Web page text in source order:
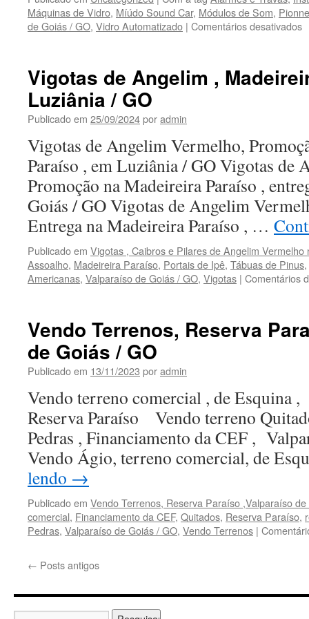
Máquinas de Vidro, Míúdo Sound Car, Módulos de Som,
de Goiás / GO, Vidro Automatizado | Comentários desativados
e
/
Vigotas de Angelim ,
Luziânia / GO
Publicado em 25/09/2024poradmin
Vigotas de Angelim Vermelho,
Paraíso , em Luziânia / GO Vigotas de
Promoção na Madeireira Paraíso ,
Goiás / GO Vigotas de Angelim
Entrega na Madeireira Paraíso , …
Publicado em Vigotas , Caibros e Pilares de Angelim
Assoalho, Madeireira Paraíso, Portais de Ipê, Tábuas de Pinus,
Americanas, Valparaíso de Goiás / GO, Vigotas | Comentários
Vendo Terrenos, Reserva
de Goiás / GO
Publicado em 13/11/2023 poradmin
Vendo terreno comercial , de Esquina
Reserva Paraíso Vendo terreno
Pedras , Financiamento da CEF ,
Vendo Ágio, terreno comercial, de
lendo →
Publicado em Vendo Terrenos, Reserva Paraíso ,Valparaíso
comercial, Financiamento da CEF, Quitados, Reserva Paraíso,
Pedras, Valparaíso de Goiás / GO, Vendo Terrenos |
← Posts antigos